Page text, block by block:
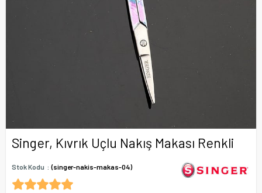
Singer, Kıvrık Uçlu Nakış Makası Renkli
Stok Kodu (singer-nakis-makas-04)